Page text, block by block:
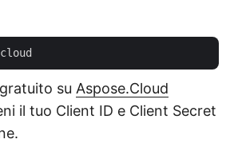
su Aspose.Cloud
il tuo Client ID e Client Secret